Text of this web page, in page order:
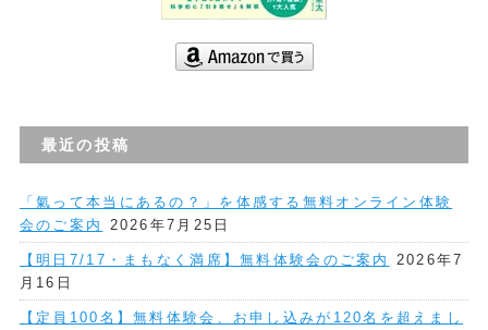
最近の投稿
「氣って本当にあるの？」を体感する無料オンライン体験
会のご案内
2026年7月25日
【明日7/17・まもなく満席】無料体験会のご案内
2026年7
月16日
【定員100名】無料体験会、お申し込みが120名を超えまし